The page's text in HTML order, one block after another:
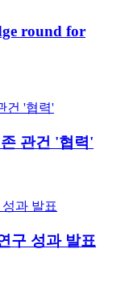
round for
관건 '협력'
구 성과 발표